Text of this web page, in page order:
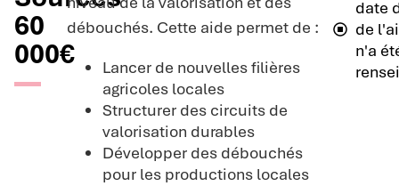
60
000€
débouchés. Cette aide permet de :
Lancer de nouvelles filières
agricoles locales
Structurer des circuits de
valorisation durables
Développer des débouchés
pour les productions locales
date
de
n'a